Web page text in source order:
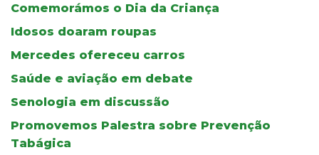
Comemorámos o Dia da Criança
Idosos doaram roupas
Mercedes ofereceu carros
Saúde e aviação em debate
Senologia em discussão
Promovemos Palestra sobre Prevenção
Tabágica